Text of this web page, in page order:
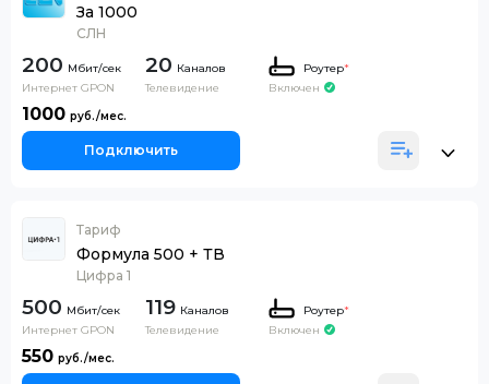
За 1000
СЛН
200
Интернет GPON
20 Каналов
Телевидение
Роутер*
Включен
1000
Подключить
Тариф
Формула 500 + ТВ
Цифра 1
500
Интернет GPON
119 Каналов
Телевидение
Роутер*
Включен
550